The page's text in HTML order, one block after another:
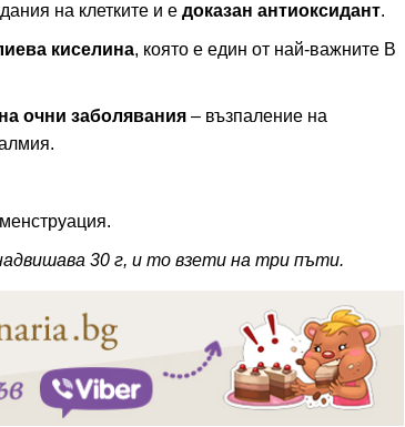
на клетките и е доказан антиоксидант.
киселина, която е един от най-важните В
очни заболявания – възпаление на
30 г, и то взети на три пъти.